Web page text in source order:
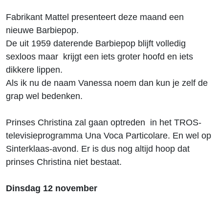
Fabrikant Mattel presenteert deze maand een
nieuwe Barbiepop.
De uit 1959 daterende Barbiepop blijft volledig
sexloos maar krijgt een iets groter hoofd en iets
dikkere lippen.
Als ik nu de naam Vanessa noem dan kun je zelf de
grap wel bedenken.
Prinses Christina zal gaan optreden in het TROS-
televisieprogramma Una Voca Particolare. En wel op
Sinterklaas-avond. Er is dus nog altijd hoop dat
prinses Christina niet bestaat.
Dinsdag 12 november